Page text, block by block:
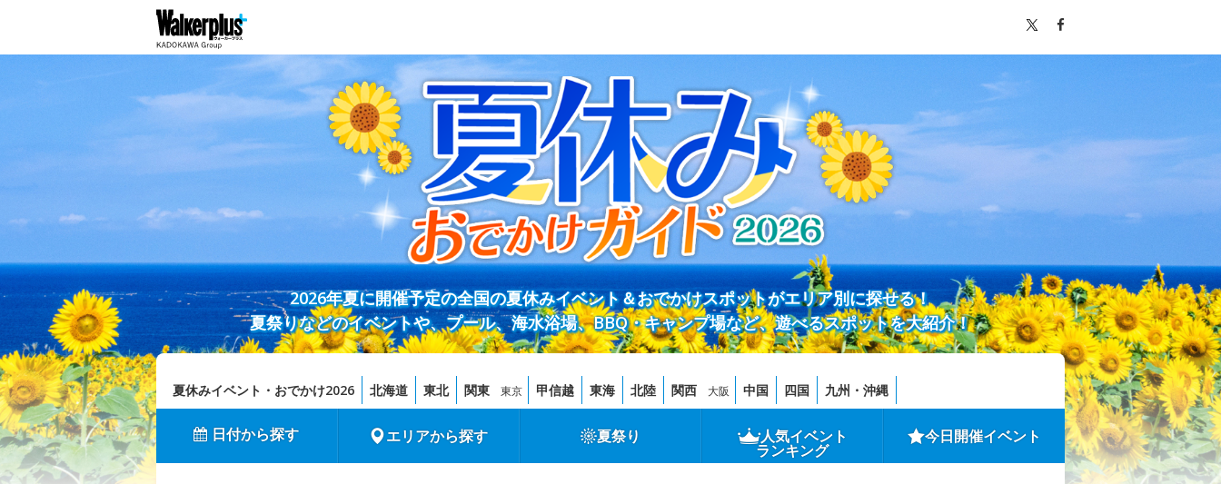
2026年夏に開催予定の全国の夏休みイベント＆おでかけスポットがエリア別に探せる！
夏祭りなどのイベントや、プール、海水浴場、BBQ・キャンプ場など、遊べるスポットを大紹介！
夏休みイベント・おでかけ2026 北海道 東北 関東 東京 甲信越 東海 北陸 関西 大阪 中国 四国 九州・沖縄
日付から探す エリアから探す 夏祭り 人気イベント
ランキング
今日開催イベント